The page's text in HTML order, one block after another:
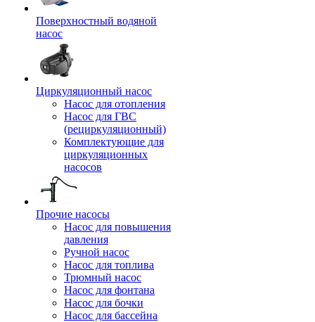
Поверхностный водяной
насос
Циркуляционный насос
Насос для отопления
Насос для ГВС
(рециркуляционный)
Комплектующие для
циркуляционных
насосов
Прочие насосы
Насос для повышения
давления
Ручной насос
Насос для топлива
Трюмный насос
Насос для фонтана
Насос для бочки
Насос для бассейна